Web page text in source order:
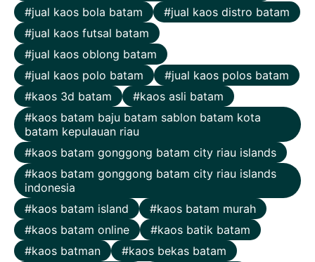
jual kaos bola batam
jual kaos distro batam
jual kaos futsal batam
jual kaos oblong batam
jual kaos polo batam
jual kaos polos batam
kaos 3d batam
kaos asli batam
kaos batam baju batam sablon batam kota
batam kepulauan riau
kaos batam gonggong batam city riau islands
kaos batam gonggong batam city riau islands
indonesia
kaos batam island
kaos batam murah
kaos batam online
kaos batik batam
kaos batman
kaos bekas batam